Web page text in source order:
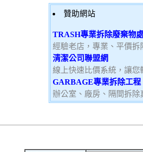
贊助網站
TRASH專業拆除廢棄物
經驗老店，專業、平價
清潔公司聯盟網
線上快速比價系統，讓您
GARBAGE專業拆除工程
辦公室、廠房、隔間拆